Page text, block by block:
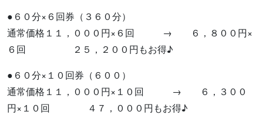
●６０分×６回券（３６０分）
通常価格１１，０００円×６回 → ６，８００円×
６回 ２５，２００円もお得♪
●６０分×１０回券（６００）
通常価格１１，０００円×１０回 → ６，３００
円×１０回 ４７，０００円もお得♪